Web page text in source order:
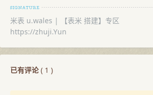
米表 u.wales | 【表米 搭建】专区
https://zhuji.Yun
已有评论( 1 )